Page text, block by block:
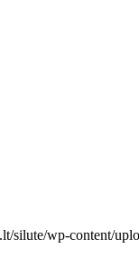
silute/wp-content/